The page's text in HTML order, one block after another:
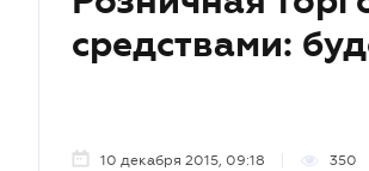
средствами:
10 декабря 2015, 09:18 350